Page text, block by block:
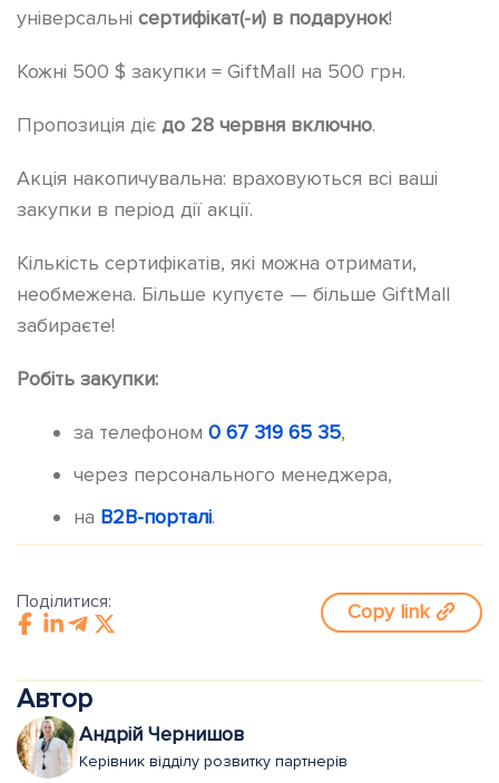
універсальні сертифікат(-и) в подарунок!
Кожні 500 $ закупки = GiftMall на 500 грн.
Пропозиція діє до 28 червня включно.
Акція накопичувальна: враховуються всі ваші
закупки в період дії акції.
Кількість сертифікатів, які можна отримати,
необмежена. Більше купуєте — більше GiftMall
забираєте!
Робіть закупки:
за телефоном 0 67 319 65 35,
через персонального менеджера,
на B2B-порталі.
Поділитися: Copy link
Автор
Андрій Чернишов
Керівник відділу розвитку партнерів